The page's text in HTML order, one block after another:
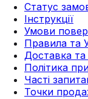
Статус
Інструкції
Умови
Правила та
Доставка та
Політика
Часті
Точки